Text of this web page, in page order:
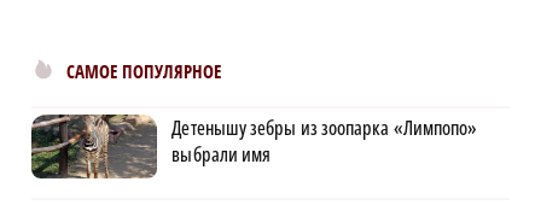
САМОЕ ПОПУЛЯРНОЕ
Детенышу зебры из зоопарка «Лимпопо»
выбрали имя